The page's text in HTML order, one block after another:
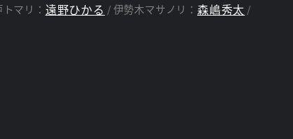
マリ： 遠野ひかる 伊勢木マサノリ： 森嶋秀太